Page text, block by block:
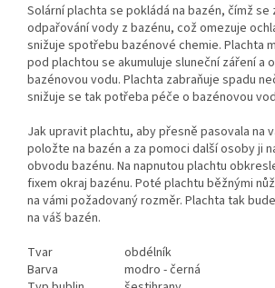
Solární plachta se pokládá na bazén, čímž se
odpařování vody z bazénu, což omezuje
snižuje spotřebu bazénové chemie. Plachta
pod plachtou se akumuluje sluneční záření a
bazénovou vodu. Plachta zabraňuje spadu
snižuje se tak potřeba péče o bazénovou
Jak upravit plachtu, aby přesně pasovala na
položte na bazén a za pomoci další osoby ji
obvodu bazénu. Na napnutou plachtu
fixem okraj bazénu. Poté plachtu běžnými
na vámi požadovaný rozměr. Plachta tak
na váš bazén.
Tvar
obdélník
Barva
modro - černá